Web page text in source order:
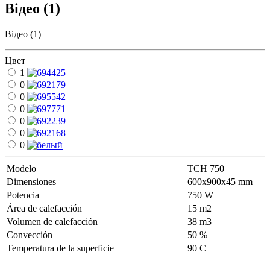
Відео (1)
Відео (1)
Цвет
1
0
0
0
0
0
0
Modelo
ТСН 750
Dimensiones
600х900х45 mm
Potencia
750 W
Área de calefacción
15 m2
Volumen de calefacción
38 m3
Convección
50 %
Temperatura de la superficie
90 С